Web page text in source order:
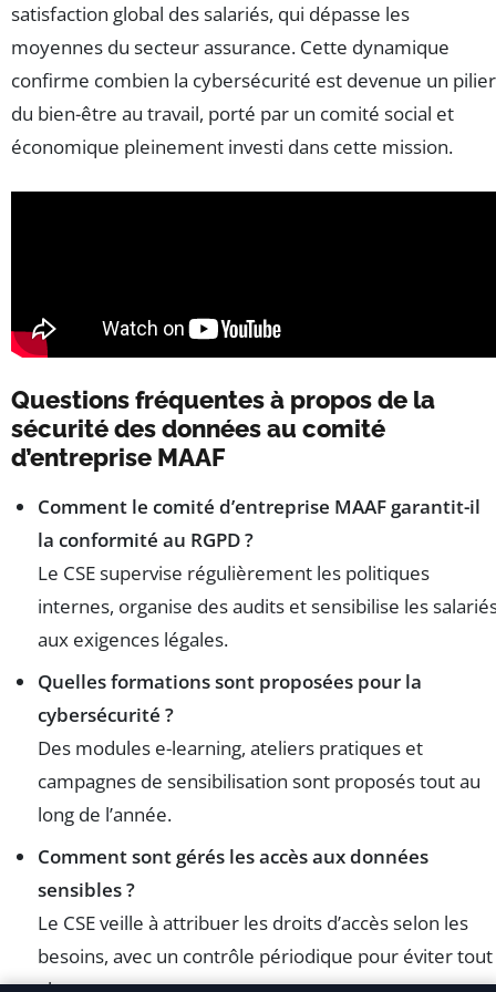
satisfaction global des salariés, qui dépasse les
moyennes du secteur assurance. Cette dynamique
confirme combien la cybersécurité est devenue un pilier
du bien-être au travail, porté par un comité social et
économique pleinement investi dans cette mission.
Questions fréquentes à propos de la
sécurité des données au comité
d’entreprise MAAF
Comment le comité d’entreprise MAAF garantit-il
la conformité au RGPD ?
Le CSE supervise régulièrement les politiques
internes, organise des audits et sensibilise les
aux exigences légales.
Quelles formations sont proposées pour la
cybersécurité ?
Des modules e-learning, ateliers pratiques et
campagnes de sensibilisation sont proposés tout au
long de l’année.
Comment sont gérés les accès aux données
sensibles ?
Le CSE veille à attribuer les droits d’accès selon les
besoins, avec un contrôle périodique pour éviter tout